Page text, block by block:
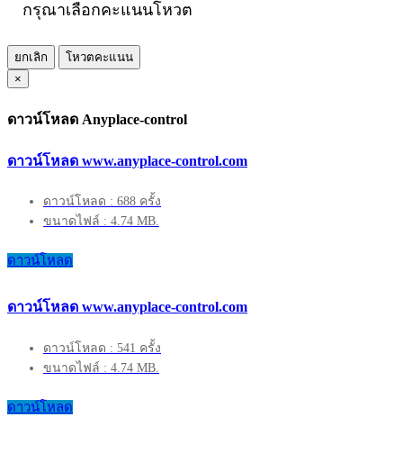
กรุณาเลือกคะแนนโหวต
ยกเลิก
โหวตคะแนน
×
ดาวน์โหลด Anyplace-control
ดาวน์โหลด www.anyplace-control.com
ดาวน์โหลด : 688 ครั้ง
ขนาดไฟล์ : 4.74 MB.
ดาวน์โหลด
ดาวน์โหลด www.anyplace-control.com
ดาวน์โหลด : 541 ครั้ง
ขนาดไฟล์ : 4.74 MB.
ดาวน์โหลด